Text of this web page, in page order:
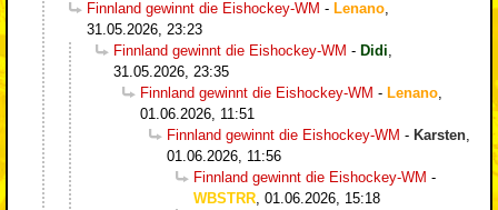
Finnland gewinnt die Eishockey-WM - Lenano,
31.05.2026, 23:23
Finnland gewinnt die Eishockey-WM - Didi,
31.05.2026, 23:35
Finnland gewinnt die Eishockey-WM - Lenano,
01.06.2026, 11:51
Finnland gewinnt die Eishockey-WM - Karsten,
01.06.2026, 11:56
Finnland gewinnt die Eishockey-WM -
WBSTRR, 01.06.2026, 15:18